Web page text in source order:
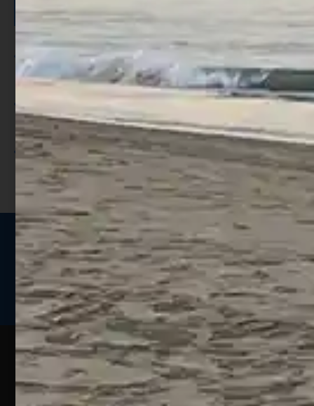
Per ogni acquisto accumuli ulteriori
punti;
Utilizza i punti per ricevere uno
sconto;
I punti sono indicati nella pagina
prodotto;
Seguici sui social
Web
Pesca
Un portale
Esperienze
Guide
sulla
Assistenza
Clienti
Contatti
Assistenza
Ecommerce